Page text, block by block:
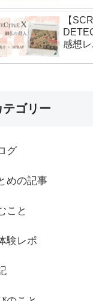
【
感想
テゴリー
グ
めの記事
こと
験レポ